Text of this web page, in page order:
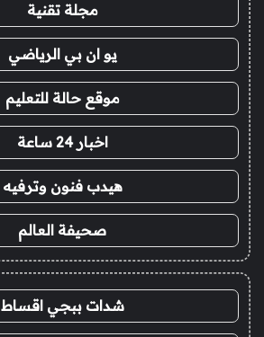
مجلة تقنية
يو ان بي الرياضي
موقع حالة للتعليم
اخبار 24 ساعة
هيدب فنون وترفيه
صحيفة العالم
شدات ببجي اقساط